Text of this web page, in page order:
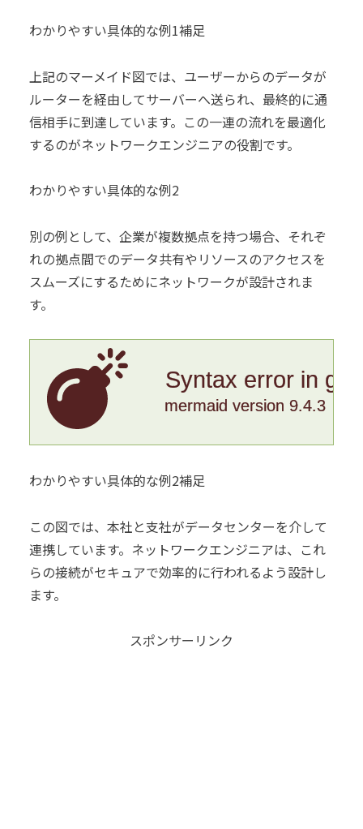
わかりやすい具体的な例1補足
上記のマーメイド図では、ユーザーからのデータが
ルーターを経由してサーバーへ送られ、最終的に通
信相手に到達しています。この一連の流れを最適化
するのがネットワークエンジニアの役割です。
わかりやすい具体的な例2
別の例として、企業が複数拠点を持つ場合、それぞ
れの拠点間でのデータ共有やリソースのアクセスを
スムーズにするためにネットワークが設計されま
す。
Syntax error in
mermaid version 9.4.3
わかりやすい具体的な例2補足
この図では、本社と支社がデータセンターを介して
連携しています。ネットワークエンジニアは、これ
らの接続がセキュアで効率的に行われるよう設計し
ます。
スポンサーリンク